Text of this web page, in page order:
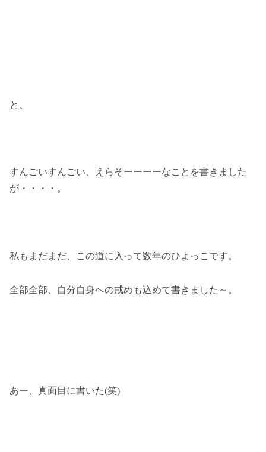
と、
すんごいすんごい、えらそーーーーなことを書きました
が・・・・。
私もまだまだ、この道に入って数年のひよっこです。
全部全部、自分自身への戒めも込めて書きました～。
あー、真面目に書いた(笑)